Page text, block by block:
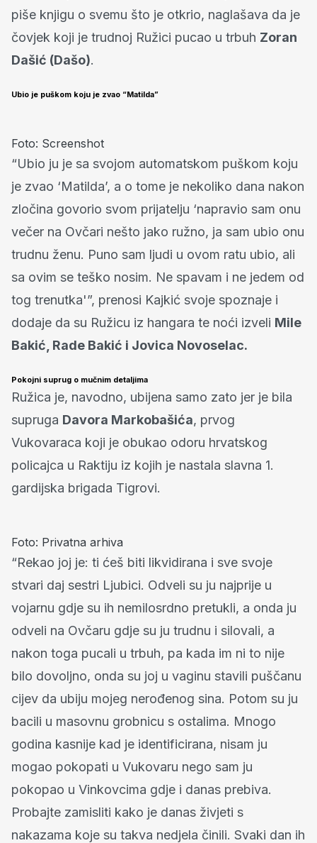
piše knjigu o svemu što je otkrio, naglašava da je
čovjek koji je trudnoj Ružici pucao u trbuh Zoran
Dašić (Dašo).
Ubio je puškom koju je zvao “Matilda”
Foto: Screenshot
“Ubio ju je sa svojom automatskom puškom koju
je zvao ‘Matilda’, a o tome je nekoliko dana nakon
zločina govorio svom prijatelju ‘napravio sam onu
večer na Ovčari nešto jako ružno, ja sam ubio onu
trudnu ženu. Puno sam ljudi u ovom ratu ubio, ali
sa ovim se teško nosim. Ne spavam i ne jedem od
tog trenutka'”, prenosi Kajkić svoje spoznaje i
dodaje da su Ružicu iz hangara te noći izveli Mile
Bakić, Rade Bakić i Jovica Novoselac.
Pokojni suprug o mučnim detaljima
Ružica je, navodno, ubijena samo zato jer je bila
supruga Davora Markobašića, prvog
Vukovaraca koji je obukao odoru hrvatskog
policajca u Raktiju iz kojih je nastala slavna 1.
gardijska brigada Tigrovi.
Foto: Privatna arhiva
“Rekao joj je: ti ćeš biti likvidirana i sve svoje
stvari daj sestri Ljubici. Odveli su ju najprije u
vojarnu gdje su ih nemilosrdno pretukli, a onda ju
odveli na Ovčaru gdje su ju trudnu i silovali, a
nakon toga pucali u trbuh, pa kada im ni to nije
bilo dovoljno, onda su joj u vaginu stavili puščanu
cijev da ubiju mojeg nerođenog sina. Potom su ju
bacili u masovnu grobnicu s ostalima. Mnogo
godina kasnije kad je identificirana, nisam ju
mogao pokopati u Vukovaru nego sam ju
pokopao u Vinkovcima gdje i danas prebiva.
Probajte zamisliti kako je danas živjeti s
nakazama koje su takva nedjela činili. Svaki dan ih